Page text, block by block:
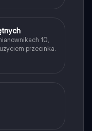
10,
przecinka.